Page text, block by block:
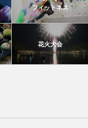
フィットネス
花火大会